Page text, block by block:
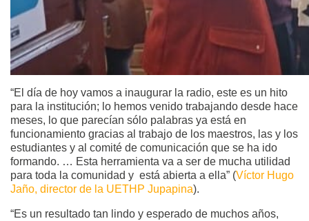
“El día de hoy vamos a inaugurar la radio, este es un hito
para la institución; lo hemos venido trabajando desde hace
meses, lo que parecían sólo palabras ya está en
funcionamiento gracias al trabajo de los maestros, las y los
estudiantes y al comité de comunicación que se ha ido
formando. … Esta herramienta va a ser de mucha utilidad
para toda la comunidad y está abierta a ella” (Víctor Hugo
Jaño, director de la UETHP Jupapina).
“Es un resultado tan lindo y esperado de muchos años,